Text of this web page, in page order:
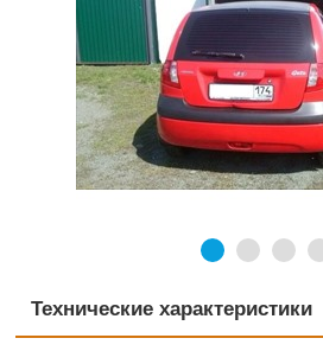
Технические характеристики